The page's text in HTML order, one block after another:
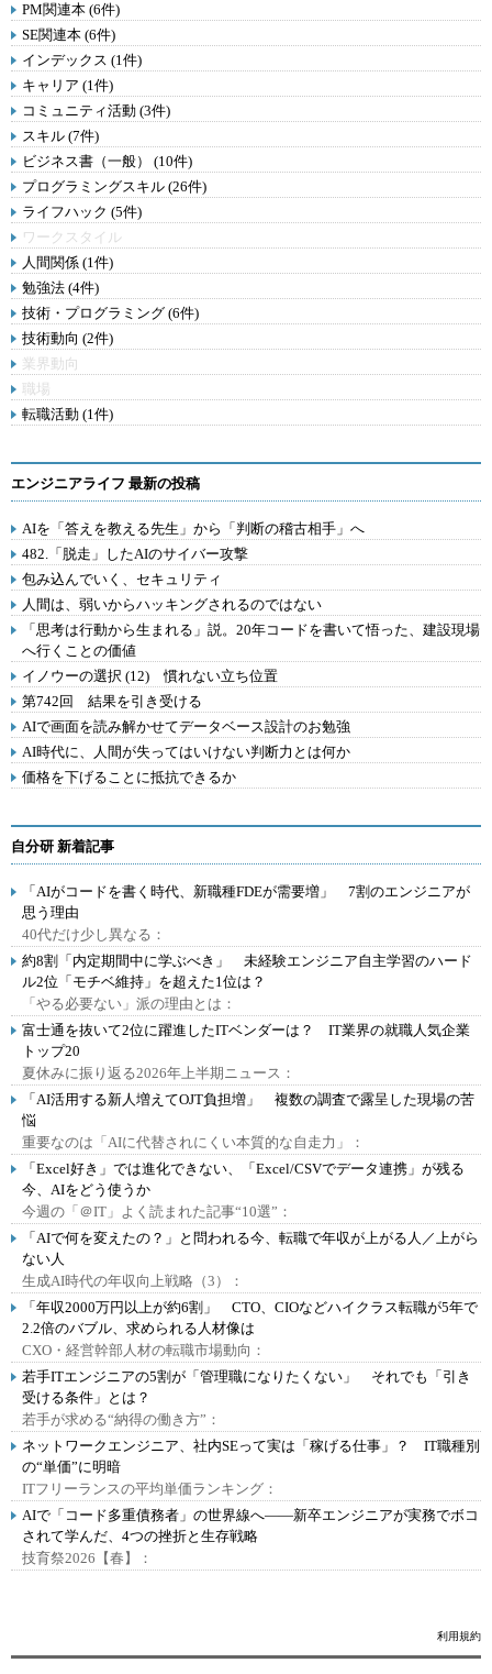
PM関連本 (6件)
SE関連本 (6件)
インデックス (1件)
キャリア (1件)
コミュニティ活動 (3件)
スキル (7件)
ビジネス書（一般） (10件)
プログラミングスキル (26件)
ライフハック (5件)
ワークスタイル
人間関係 (1件)
勉強法 (4件)
技術・プログラミング (6件)
技術動向 (2件)
業界動向
職場
転職活動 (1件)
エンジニアライフ 最新の投稿
AIを「答えを教える先生」から「判断の稽古相手」へ
482.「脱走」したAIのサイバー攻撃
包み込んでいく、セキュリティ
人間は、弱いからハッキングされるのではない
「思考は行動から生まれる」説。20年コードを書いて悟った、建設現場
へ行くことの価値
イノウーの選択 (12) 慣れない立ち位置
第742回 結果を引き受ける
AIで画面を読み解かせてデータベース設計のお勉強
AI時代に、人間が失ってはいけない判断力とは何か
価格を下げることに抵抗できるか
自分研 新着記事
「AIがコードを書く時代、新職種FDEが需要増」 7割のエンジニアが
思う理由
40代だけ少し異なる：
約8割「内定期間中に学ぶべき」 未経験エンジニア自主学習のハード
ル2位「モチベ維持」を超えた1位は？
「やる必要ない」派の理由とは：
富士通を抜いて2位に躍進したITベンダーは？ IT業界の就職人気企業
トップ20
夏休みに振り返る2026年上半期ニュース：
「AI活用する新人増えてOJT負担増」 複数の調査で露呈した現場の苦
悩
重要なのは「AIに代替されにくい本質的な自走力」：
「Excel好き」では進化できない、「Excel/CSVでデータ連携」が残る
今、AIをどう使うか
今週の「＠IT」よく読まれた記事“10選”：
「AIで何を変えたの？」と問われる今、転職で年収が上がる人／上がら
ない人
生成AI時代の年収向上戦略（3）：
「年収2000万円以上が約6割」 CTO、CIOなどハイクラス転職が5年で
2.2倍のバブル、求められる人材像は
CXO・経営幹部人材の転職市場動向：
若手ITエンジニアの5割が「管理職になりたくない」 それでも「引き
受ける条件」とは？
若手が求める“納得の働き方”：
ネットワークエンジニア、社内SEって実は「稼げる仕事」？ IT職種別
の“単価”に明暗
ITフリーランスの平均単価ランキング：
AIで「コード多重債務者」の世界線へ――新卒エンジニアが実務でボコ
されて学んだ、4つの挫折と生存戦略
技育祭2026【春】：
利用規約